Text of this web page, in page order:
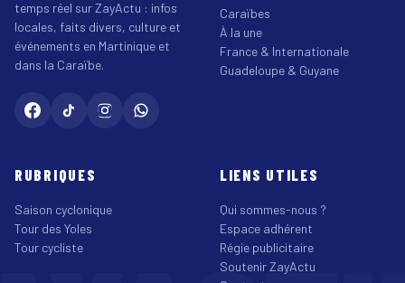
temps réel sur ZayActu : infos
locales, faits divers, culture et
événements en Martinique et
dans la Caraïbe.
Caraïbes
À la une
France & Internationale
Guadeloupe & Guyane
RUBRIQUES
Saison cyclonique
Tour des Yoles
Tour cycliste
LIENS UTILES
Qui sommes-nous ?
Espace adhérent
Régie publicitaire
Soutenir ZayActu